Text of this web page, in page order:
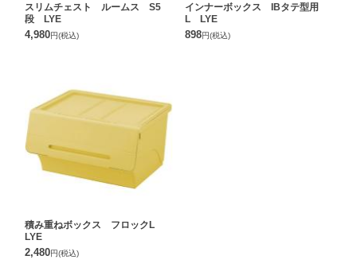
スリムチェスト ルームス S5
段 LYE
4,980円(税込)
インナーボックス IBタテ型用
L LYE
898円(税込)
積み重ねボックス フロックL
LYE
2,480円(税込)